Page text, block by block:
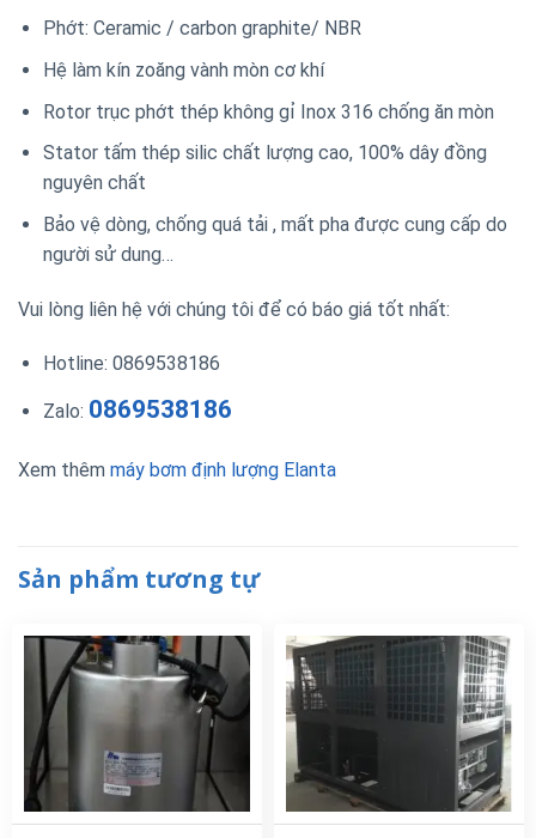
Phớt: Ceramic / carbon graphite/ NBR
Hệ làm kín zoăng vành mòn cơ khí
Rotor trục phớt thép không gỉ Inox 316 chống ăn mòn
Stator tấm thép silic chất lượng cao, 100% dây đồng
nguyên chất
Bảo vệ dòng, chống quá tải , mất pha được cung cấp do
người sử dung…
Vui lòng liên hệ với chúng tôi để có báo giá tốt nhất:
Hotline: 0869538186
Zalo: 0869538186
Xem thêm máy bơm định lượng Elanta
Sản phẩm tương tự